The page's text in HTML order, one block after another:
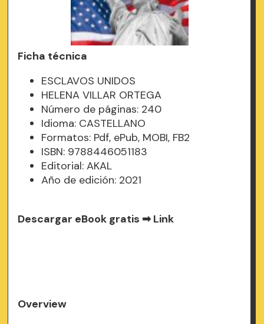
Ficha técnica
ESCLAVOS UNIDOS
HELENA VILLAR ORTEGA
Número de páginas: 240
Idioma: CASTELLANO
Formatos: Pdf, ePub, MOBI, FB2
ISBN: 9788446051183
Editorial: AKAL
Año de edición: 2021
Descargar eBook gratis ➡Link
Overview